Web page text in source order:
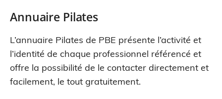
Annuaire Pilates
L’annuaire Pilates de PBE présente l’activité et
l’identité de chaque professionnel référencé et
offre la possibilité de le contacter directement et
facilement, le tout gratuitement.